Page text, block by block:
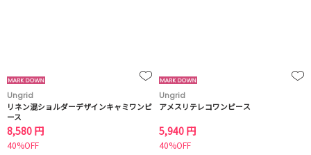
Ungrid
リネン混ショルダーデザインキャミワンピ
ース
8,580 円
40%OFF
Ungrid
アメスリテレコワンピース
5,940 円
40%OFF